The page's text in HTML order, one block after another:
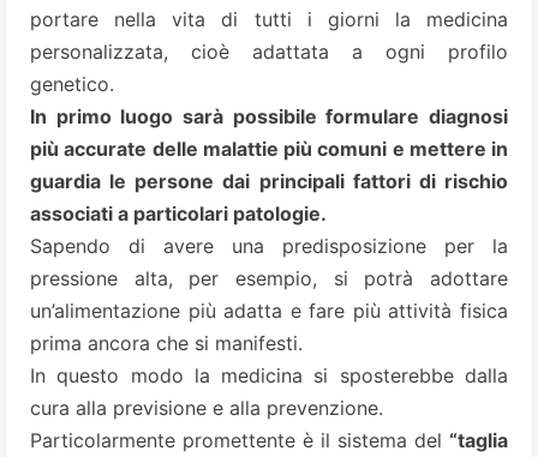
portare nella vita di tutti i giorni la medicina
personalizzata, cioè adattata a ogni profilo
genetico.
In primo luogo sarà possibile formulare diagnosi
più accurate delle malattie più comuni e mettere in
guardia le persone dai principali fattori di rischio
associati a particolari patologie.
Sapendo di avere una predisposizione per la
pressione alta, per esempio, si potrà adottare
un’alimentazione più adatta e fare più attività fisica
prima ancora che si manifesti.
In questo modo la medicina si sposterebbe dalla
cura alla previsione e alla prevenzione.
Particolarmente promettente è il sistema del “taglia